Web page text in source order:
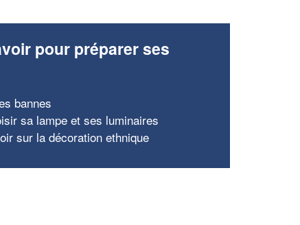
pour préparer ses
bannes
sa lampe et ses luminaires
sur la décoration ethnique